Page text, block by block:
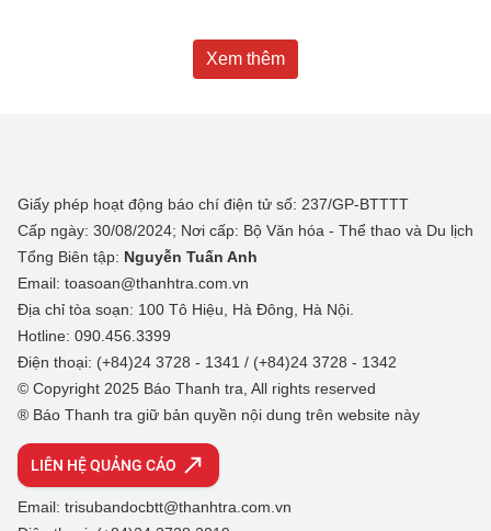
Xem thêm
Giấy phép hoạt động báo chí điện tử số: 237/GP-BTTTT
Cấp ngày: 30/08/2024; Nơi cấp: Bộ Văn hóa - Thể thao và Du lịch
Tổng Biên tập: Nguyễn Tuấn Anh
Email: toasoan@thanhtra.com.vn
Địa chỉ tòa soạn: 100 Tô Hiệu, Hà Đông, Hà Nội.
Hotline: 090.456.3399
Điện thoại: (+84)24 3728 - 1341 / (+84)24 3728 - 1342
© Copyright 2025 Báo Thanh tra, All rights reserved
® Báo Thanh tra giữ bản quyền nội dung trên website này
LIÊN HỆ QUẢNG CÁO
Email: trisubandocbtt@thanhtra.com.vn